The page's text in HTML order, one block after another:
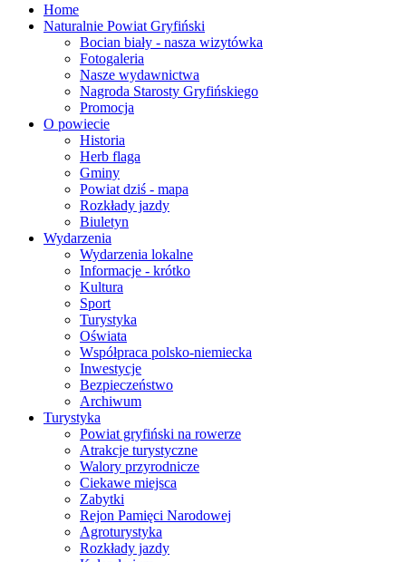
Home
Naturalnie Powiat Gryfiński
Bocian biały - nasza wizytówka
Fotogaleria
Nasze wydawnictwa
Nagroda Starosty Gryfińskiego
Promocja
O powiecie
Historia
Herb flaga
Gminy
Powiat dziś - mapa
Rozkłady jazdy
Biuletyn
Wydarzenia
Wydarzenia lokalne
Informacje - krótko
Kultura
Sport
Turystyka
Oświata
Współpraca polsko-niemiecka
Inwestycje
Bezpieczeństwo
Archiwum
Turystyka
Powiat gryfiński na rowerze
Atrakcje turystyczne
Walory przyrodnicze
Ciekawe miejsca
Zabytki
Rejon Pamięci Narodowej
Agroturystyka
Rozkłady jazdy